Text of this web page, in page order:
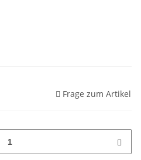
Frage zum Artikel